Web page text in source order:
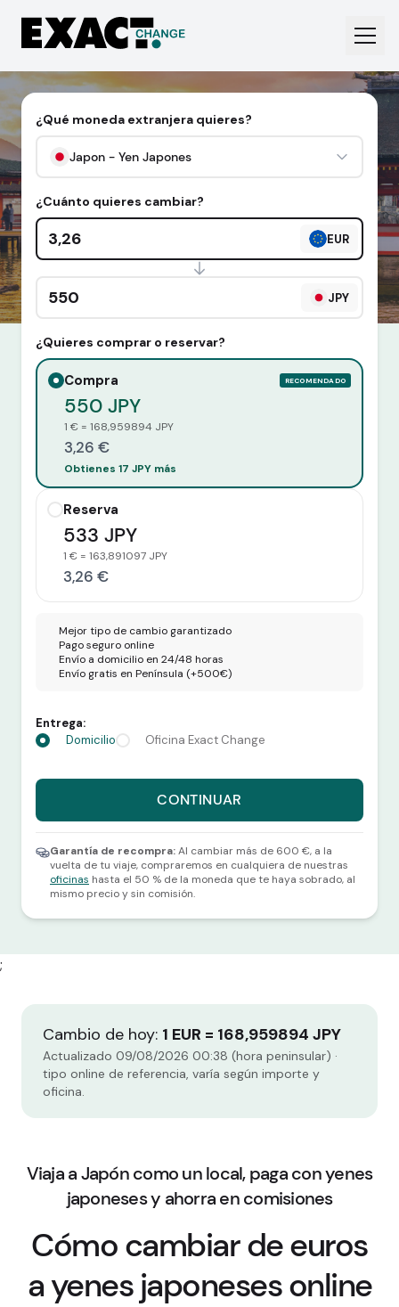
¿Qué moneda extranjera quieres?
Japon - Yen Japones
¿Cuánto quieres cambiar?
Cantidad en euros
EUR
JPY
¿Quieres comprar o reservar?
Compra RECOMENDADO
550 JPY
1 € = 168,959894 JPY
3,26 €
Obtienes 17 JPY más
Reserva
533 JPY
1 € = 163,891097 JPY
3,26 €
Mejor tipo de cambio garantizado
Pago seguro online
Envío a domicilio en 24/48 horas
Envío gratis en Península (+500€)
Entrega:
Domicilio
Oficina Exact Change
Recibes 550 JPY por 3,26 euros.
CONTINUAR
Garantía de recompra:Al cambiar más de 600 €, a la
vuelta de tu viaje, compraremos en cualquiera de nuestras
oficinas hasta el 50 % de la moneda que te haya sobrado, al
mismo precio y sin comisión.
;
Cambio de hoy: 1 EUR = 168,959894 JPY
Actualizado 09/08/2026 00:38 (hora peninsular) ·
tipo online de referencia, varía según importe y
oficina.
Viaja a Japón como un local, paga con yenes
japoneses y ahorra en comisiones
Cómo cambiar de euros
a yenes japoneses online